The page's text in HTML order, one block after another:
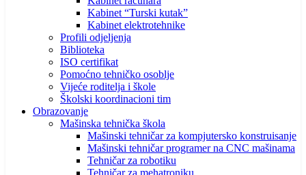
Kabinet “Turski kutak”
Kabinet elektrotehnike
Profili odjeljenja
Biblioteka
ISO certifikat
Pomoćno tehničko osoblje
Vijeće roditelja i škole
Školski koordinacioni tim
Obrazovanje
Mašinska tehnička škola
Mašinski tehničar za kompjutersko konstruisanje
Mašinski tehničar programer na CNC mašinama
Tehničar za robotiku
Tehničar za mehatroniku